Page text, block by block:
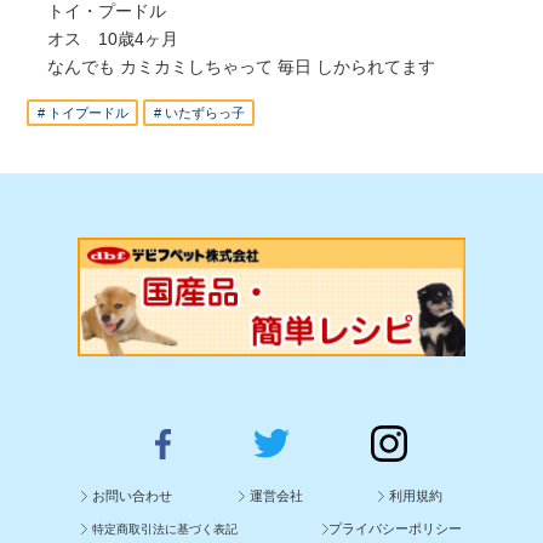
トイ・プードル
オス 10歳4ヶ月
なんでも カミカミしちゃって 毎日 しかられてます
# トイプードル # いたずらっ子
お問い合わせ 運営会社 利用規約
特定商取引法に基づく表記 プライバシーポリシー